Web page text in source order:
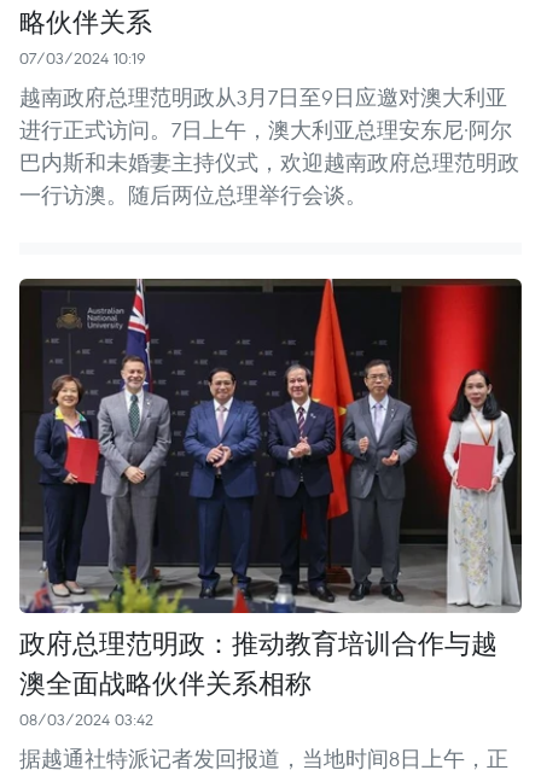
略伙伴关系
07/03/2024 10:19
越南政府总理范明政从3月7日至9日应邀对澳大利亚
进行正式访问。7日上午，澳大利亚总理安东尼·阿尔
巴内斯和未婚妻主持仪式，欢迎越南政府总理范明政
一行访澳。随后两位总理举行会谈。
政府总理范明政：推动教育培训合作与越
澳全面战略伙伴关系相称
08/03/2024 03:42
据越通社特派记者发回报道，当地时间8日上午，正